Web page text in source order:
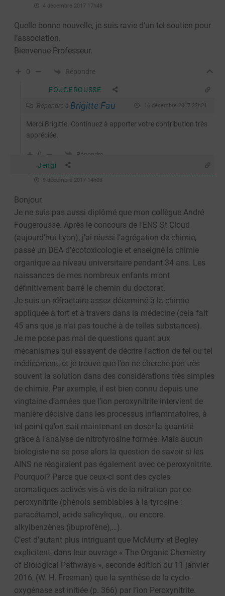
4 décembre 2017 17h48
Quelle bonne nouvelle, je suis ravie d’un tel soutien pour
l’association.
Bienvenue Professeur.
0 Répondre
FOUGEROUSSE
Répondre à Brigitte Fau 16 décembre 2017 22h21
Merci Brigitte. Continuez à apporter votre contribution très
appréciée.
0 Répondre
Jengi
9 décembre 2017 14h03
Bonjour,
Je ne suis pas aussi diplômé que mon collègue André
Fougerousse. Après le concours de l’ENS St Cloud
(aujourd’hui Lyon), j’ai réussi l’agrégation de chimie,
passé un DEA d’écotoxicologie et enseigné la chimie
organique au niveau universitaire pendant 34 ans. Les
naissances de mes nombreux enfants m’ont
définitivement barré le chemin du doctorat.
Je suis un réfractaire assez déterminé à la chimie
appliquée à tort et à travers dans la médecine (cela fait
45 ans que je n’ai pas touché à de telles substances).
Je me pose pas mal de questions quant aux
mécanismes qui essayent de décrire l’action de tel ou tel
médicament, et je trouve que l’on ne cherche pas très
souvent la solution dans des considérations très simples
de chimie. Par exemple, il est bien connu depuis une
vingtaine d’années que l’ion peroxynitrite intervient de
manière décisive dans les processus inflammatoires, à
tel point qu’on sait maintenant en doser la quantité
grâce à l’analyse de nitrotyrosine formée. Mais aucun
biologiste ne se pose alors la question de savoir si les
AINS ne réagiraient pas également avec ce peroxynitrite.
Pourquoi? Parce que ceux-ci sont des cycles
aromatiques activés vis-à-vis de la nitration par ce
peroxynitrite (phénols semblables à la tyrosine :
paracétamol, acide salicylique,.. ou encore
alkylbenzènes (ibuprofène),…).
C’est d’autant plus intriguant que McMurry et Begley
explicitent, dans leur ouvrage « The Organic Chemistry
of Biological Pathways », seconde édition du 11 janvier
2016, (W. H. Freeman) que la synthèse de la cyclo-
oxygénase est initiée (p. 366) par l’ion Peroxynitrite.